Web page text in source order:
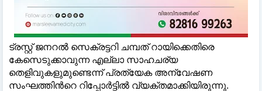
ട്രസ്റ്റ് ജനറല്‍ സെക്രട്ടറി ചമ്പത് റായിക്കെതിരെ
കേസെടുക്കാവുന്ന എല്ലാ സാഹചര്യ
തെളിവുകളുമുണ്ടെന്ന് പ്രത്യേക അന്വേഷണ
സംഘത്തിന്‍റെ റിപ്പോര്‍ട്ടില്‍ വ്യക്തമാക്കിയിരുന്നു.